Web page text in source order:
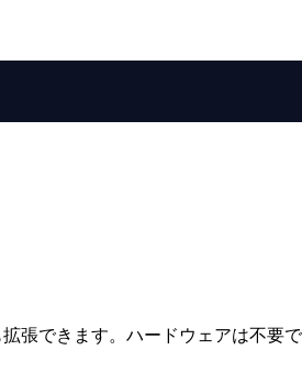
張できます。ハードウェアは不要